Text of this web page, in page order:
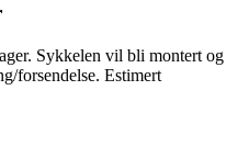
Sykkelen vil bli montert og
forsendelse. Estimert